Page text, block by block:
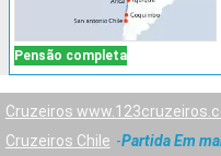
Pensão completa
Cruzeiros
Cruzeiros Chile
Partida Em